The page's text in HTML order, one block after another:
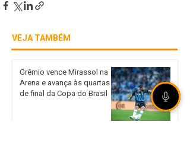
VEJA TAMBÉM
Grêmio vence Mirassol na
Arena e avança às quartas
de final da Copa do Brasil